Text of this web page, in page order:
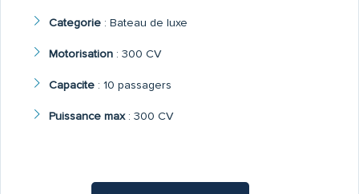
Categorie: Bateau de luxe
Motorisation: 300 CV
Capacite: 10 passagers
Puissance max: 300 CV